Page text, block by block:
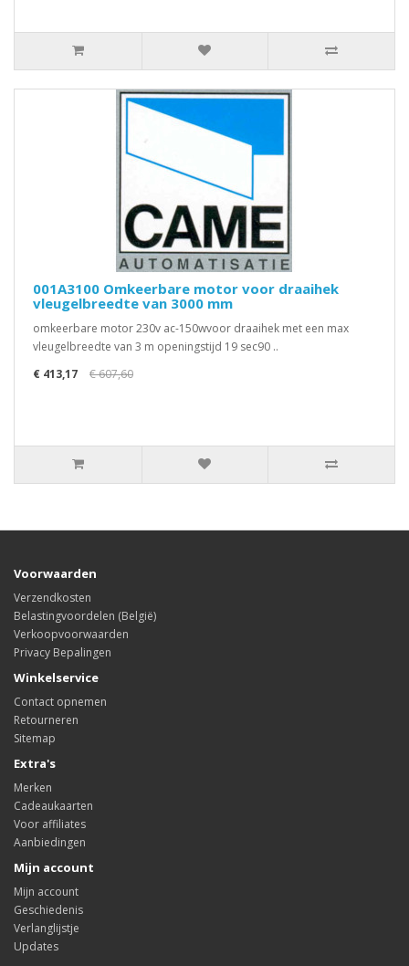
001A3100 Omkeerbare motor voor draaihek
vleugelbreedte van 3000 mm
omkeerbare motor 230v ac-150wvoor draaihek met een max
vleugelbreedte van 3 m openingstijd 19 sec90 ..
€ 413,17
€ 607,60
Voorwaarden
Verzendkosten
Belastingvoordelen (België)
Verkoopvoorwaarden
Privacy Bepalingen
Winkelservice
Contact opnemen
Retourneren
Sitemap
Extra's
Merken
Cadeaukaarten
Voor affiliates
Aanbiedingen
Mijn account
Mijn account
Geschiedenis
Verlanglijstje
Updates